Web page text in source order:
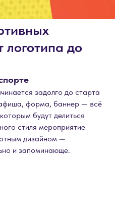
логотипа до
задолго до старта
форма, баннер — всё
будут делиться
стиля мероприятие
дизайном —
и запоминающе.